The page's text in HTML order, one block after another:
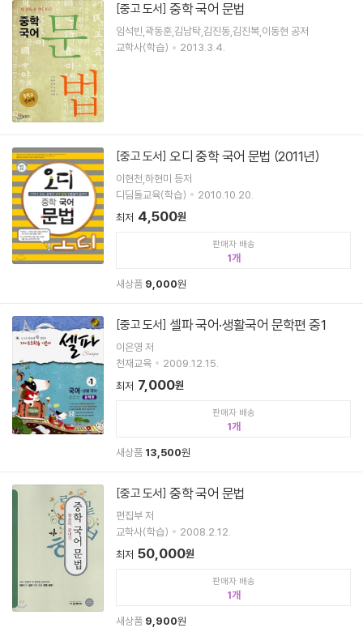
[중고 도서] 중학 국어 문법
임석빈,곽동훈,김남탁,김진동,김진복,이동현 공저
교학사(학습)
2013.3.4.
[중고 도서] 오디 중학 국어 문법 (2011년)
이현천,하현미 등저
디딤돌교육(학습)
2010.10.20.
최저 4,500원
판매자 배송
1
새상품 9,000원
[중고 도서] 셀파 국어·생활국어 문학편 중1
이은영 저
천재교육
2009.12.15.
최저 7,000원
판매자 배송
1
새상품 13,500원
[중고 도서] 중학 국어 문법
편집부 저
교학사(학습)
2008.2.12.
최저 50,000원
판매자 배송
1
새상품 9,900원